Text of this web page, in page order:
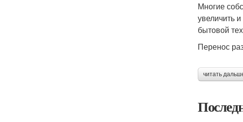
Многие
увеличить
бытовой
Перенос
читать